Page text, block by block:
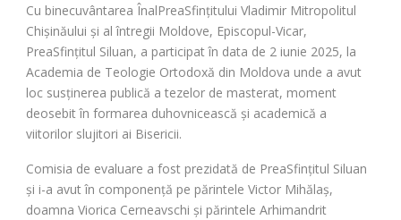
Cu binecuvântarea ÎnalPreaSfințitului Vladimir Mitropolitul
Chișinăului și al întregii Moldove, Episcopul-Vicar,
PreaSfințitul Siluan, a participat în data de 2 iunie 2025, la
Academia de Teologie Ortodoxă din Moldova unde a avut
loc susținerea publică a tezelor de masterat, moment
deosebit în formarea duhovnicească și academică a
viitorilor slujitori ai Bisericii.
Comisia de evaluare a fost prezidată de PreaSfințitul Siluan
și i-a avut în componență pe părintele Victor Mihălaș,
doamna Viorica Cerneavschi și părintele Arhimandrit